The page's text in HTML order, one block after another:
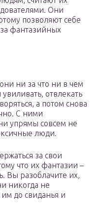
Они
позволяют себе
фантазийных
ни за что ни в чем
отвлекать
а потом снова
С ними
упрямы совсем не
люди.
за свои
что их фантазии –
Вы разоблачите их,
никогда не
до свиданья и